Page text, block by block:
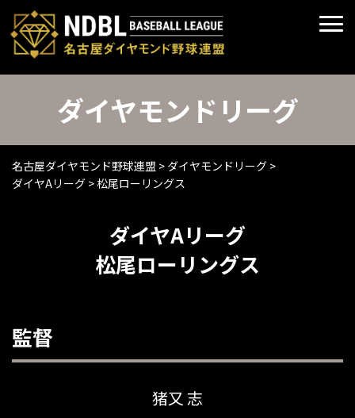
ダイヤモンドリーグ
名古屋ダイヤモンド野球連盟 > ダイヤモンドリーグ >
ダイヤAリーグ >松尾ローリングス
ダイヤAリーグ
松尾ローリングス
監督
猪又 志